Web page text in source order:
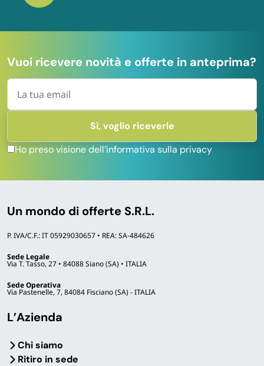
Vuoi ricevere novità e offerte in anteprima?
Ho preso visione dell’informativa sulla privacy
Un mondo di offerte S.R.L.
P. IVA/C.F.: IT 05929030657 • REA: SA-484626
Sede Legale
Via T. Tasso, 27 • 84088 Siano (SA) • ITALIA
Sede Operativa
Via Pastenelle, 7, 84084 Fisciano (SA) - ITALIA
L’Azienda
Chi siamo
Ritiro in sede